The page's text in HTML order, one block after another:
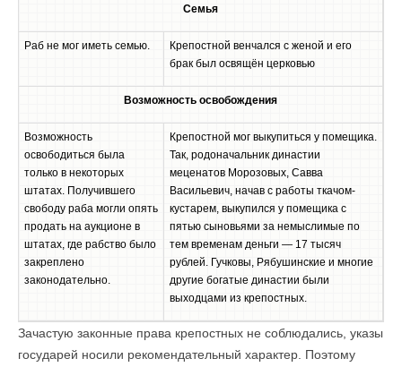
Семья
Раб не мог иметь семью.
Крепостной венчался с женой и его
брак был освящён церковью
Возможность освобождения
Возможность
освободиться была
только в некоторых
штатах. Получившего
свободу раба могли опять
продать на аукционе в
штатах, где рабство было
закреплено
законодательно.
Крепостной мог выкупиться у помещика.
Так, родоначальник династии
меценатов Морозовых, Савва
Васильевич, начав с работы ткачом-
кустарем, выкупился у помещика с
пятью сыновьями за немыслимые по
тем временам деньги — 17 тысяч
рублей. Гучковы, Рябушинские и многие
другие богатые династии были
выходцами из крепостных.
Зачастую законные права крепостных не соблюдались, указы
государей носили рекомендательный характер. Поэтому